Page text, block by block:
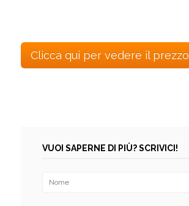
Clicca qui per vedere il prezzo
VUOI SAPERNE DI PIÙ? SCRIVICI!